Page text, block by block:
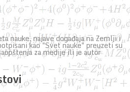
nauke, najave događaja na Zemlji i
kao "Svet nauke" preuzeti su
za medije ili je autor